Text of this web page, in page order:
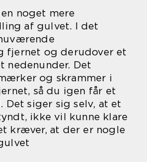
noget mere
af gulvet. I det
fjernet og derudover et
nedenunder. Det
og skrammer i
så du igen får et
siger sig selv, at et
ikke vil kunne klare
kræver, at der er nogle